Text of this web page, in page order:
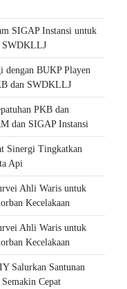
SIGAP Instansi untuk
SWDKLLJ
dengan BUKP Playen
dan SWDKLLJ
PKB dan
dan SIGAP Instansi
Sinergi Tingkatkan
Api
Ahli Waris untuk
Kecelakaan
Ahli Waris untuk
Kecelakaan
Salurkan Santunan
Cepat